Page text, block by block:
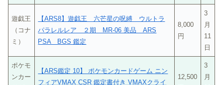
遊戯王
（コナ
ミ）
【ARS8】遊戯王 六芒星の呪縛 ウルトラ
パラレルレア ２期 MR-06 美品 ARS
PSA BGS 鑑定
8,000
円
3
月
11
日
ポケモ
ンカー
【ARS鑑定 10】 ポケモンカードゲーム ニン
フィアVMAX CSR 鑑定書付き VMAXクライ
12,500
3
月